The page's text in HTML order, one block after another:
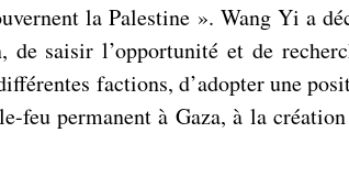
la Palestine ». Wang Yi a
de saisir l’opportunité et de
factions, d’adopter une
feu permanent à Gaza, à la